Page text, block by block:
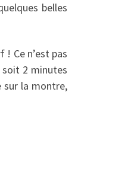
belles
Ce n’est pas
soit 2 minutes
sur la montre,